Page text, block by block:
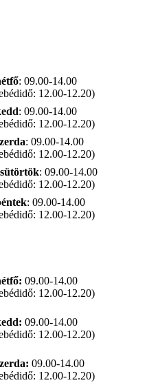
: 09.00-14.00
12.00-12.20)
: 09.00-14.00
12.00-12.20)
: 09.00-14.00
12.00-12.20)
: 09.00-14.00
12.00-12.20)
: 09.00-14.00
12.00-12.20)
09.00-14.00
12.00-12.20)
09.00-14.00
12.00-12.20)
09.00-14.00
12.00-12.20)